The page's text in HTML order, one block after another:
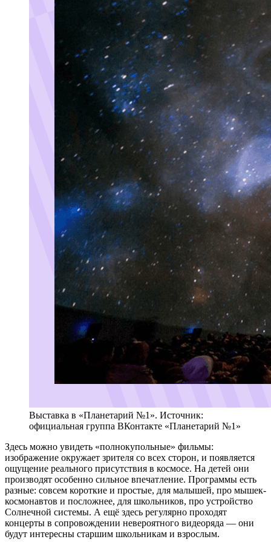
Выставка в «Планетарий №1». Источник:
официальная группа ВКонтакте «Планетарий №1»
Здесь можно увидеть «полнокупольные» фильмы:
изображение окружает зрителя со всех сторон, и появляется
ощущение реального присутствия в космосе. На детей они
производят особенно сильное впечатление. Программы есть
разные: совсем короткие и простые, для малышей, про мышек-
космонавтов и посложнее, для школьников, про устройство
Солнечной системы. А ещё здесь регулярно проходят
концерты в сопровождении невероятного видеоряда — они
будут интересны старшим школьникам и взрослым.